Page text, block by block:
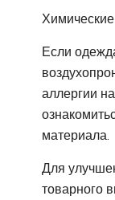
Химические
Если
аллергии
материала.
Для
товарного